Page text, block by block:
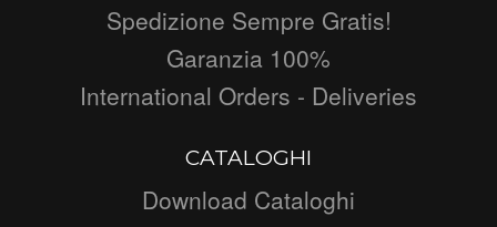
Spedizione Sempre Gratis!
Garanzia 100%
International Orders - Deliveries
CATALOGHI
Download Cataloghi